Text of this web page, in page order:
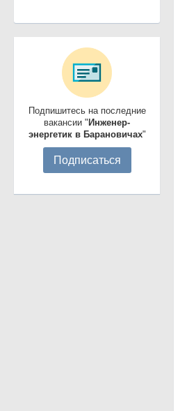
Подпишитесь на последние
вакансии " Инженер-
энергетик в Барановичах"
Подписаться